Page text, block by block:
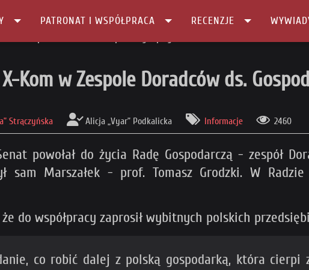
PATRONAT I WSPÓŁPRACA RECENZJE
Kom w Zespole Doradców ds.
Strączyńska Alicja „Vyar” Podkalicka Informacje 2460
powołał do życia Radę Gospodarczą - zespół
sam Marszałek - prof. Tomasz Grodzki. W
do współpracy zaprosił wybitnych polskich
co robić dalej z polską gospodarką, która